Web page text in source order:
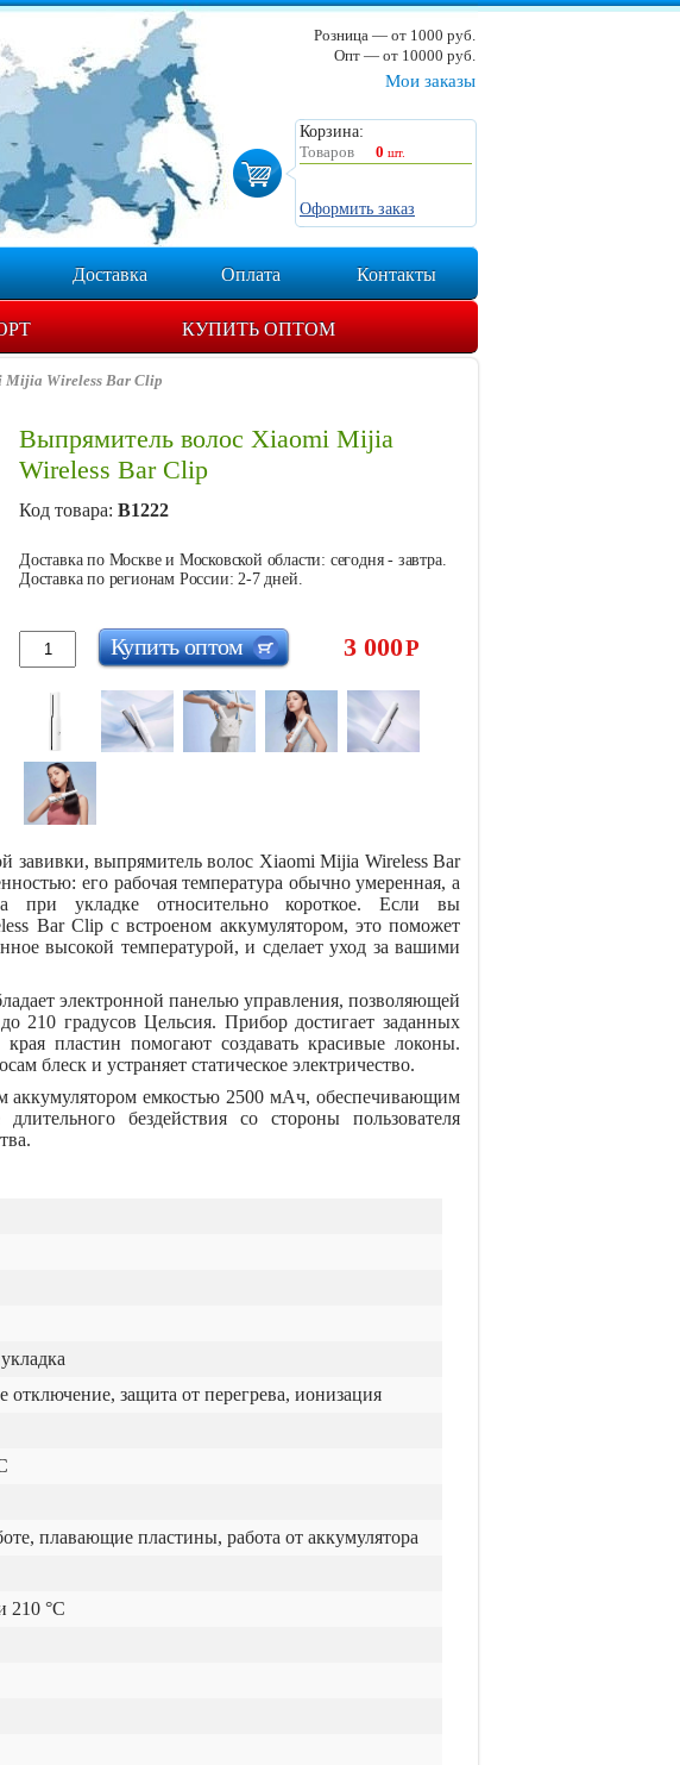
Мои заказы
Корзина:
Товаров
0 шт.
Оформить заказ
Розница — от 1000 руб.
Опт — от 10000 руб.
Доставка Оплата Контакты
КУПИТЬ ОПТОМ
Wireless Bar Clip
Выпрямитель волоc Xiaomi Mijia
Wireless Bar Clip
Код товара: B1222
Доставка по Москве и Московской области: сегодня - завтра.
Доставка по регионам России: 2-7 дней.
3 000Р
Купить оптом
завивки, выпрямитель волос Xiaomi Mijia Wireless Bar
его рабочая температура обычно умеренная, а
при укладке относительно короткое. Если вы
Bar Clip с встроеном аккумулятором, это поможет
высокой температурой, и сделает уход за вашими
электронной панелью управления, позволяющей
210 градусов Цельсия. Прибор достигает заданных
пластин помогают создавать красивые локоны.
блеск и устраняет статическое электричество.
емкостью 2500 мАч, обеспечивающим
бездействия со стороны пользователя
защита от перегрева, ионизация
плавающие пластины, работа от аккумулятора
210 °C